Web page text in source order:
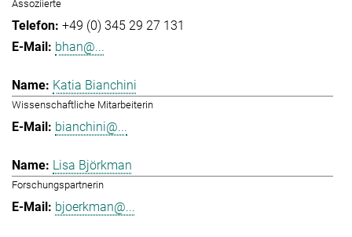
Assoziierte
+49 (0) 345 29 27 131
bhan@...
Katia Bianchini
Wissenschaftliche Mitarbeiterin
bianchini@...
Lisa Björkman
Forschungspartnerin
bjoerkman@...